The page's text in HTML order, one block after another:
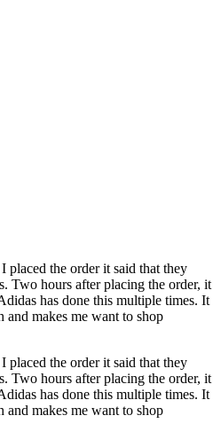
placed the order it said that they
Two hours after placing the order, it
has done this multiple times. It
and makes me want to shop
placed the order it said that they
Two hours after placing the order, it
has done this multiple times. It
and makes me want to shop